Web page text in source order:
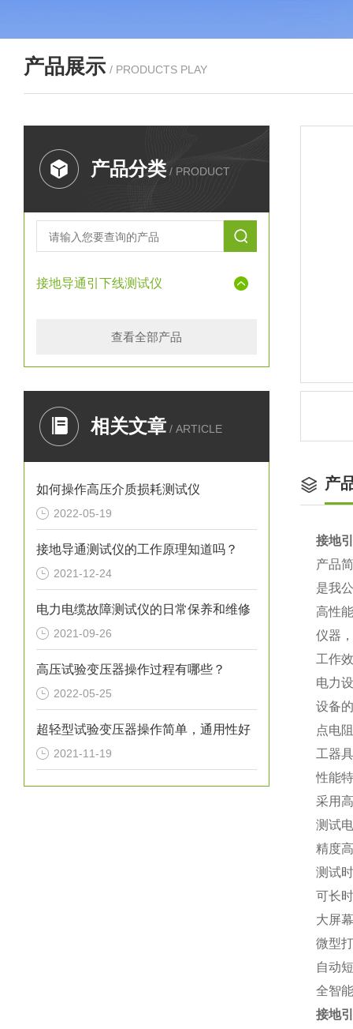
产品展示 / PRODUCTS PLAY
产品分类 / PRODUCT
接地导通引下线测试仪
查看全部产品
相关文章 / ARTICLE
如何操作高压介质损耗测试仪
2022-05-19
接地导通测试仪的工作原理知道吗？
2021-12-24
电力电缆故障测试仪的日常保养和维修
2021-09-26
高压试验变压器操作过程有哪些？
2022-05-25
超轻型试验变压器操作简单，通用性好
2021-11-19
产
接地
产品
是我
高性
仪器
工作
电力
设备
点电
工器
性能
采用
测试
精度
测试
可长
大屏
微型
自动
全智
接地